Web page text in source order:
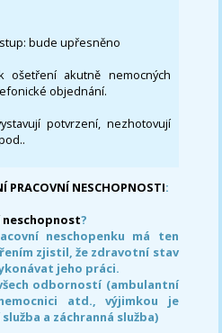
bude upřesněno
akutně nemocných
objednání.
potvrzení, nezhotovují
PRACOVNÍ NESCHOPNOSTI:
neschopnost?
neschopenku má ten
zjistil, že zdravotní stav
jeho práci.
odborností (ambulantní
atd., výjimkou je
a záchranná služba)